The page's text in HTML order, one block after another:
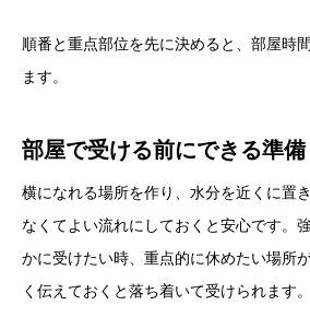
順番と重点部位を先に決めると、部屋時
ます。
部屋で受ける前にできる準備
横になれる場所を作り、水分を近くに置
なくてよい流れにしておくと安心です。
かに受けたい時、重点的に休めたい場所
く伝えておくと落ち着いて受けられます。